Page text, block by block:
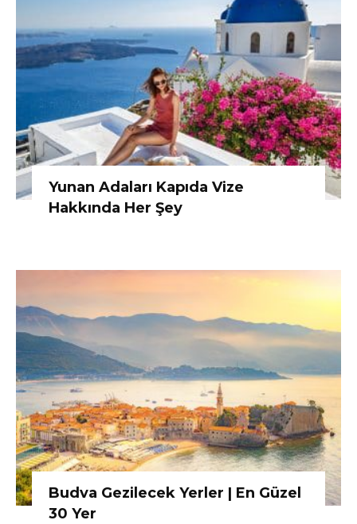
Yunan Adaları Kapıda Vize
Hakkında Her Şey
Budva Gezilecek Yerler | En Güzel
30 Yer